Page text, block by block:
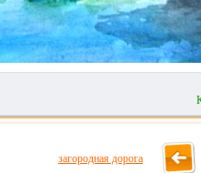
загородная дорога